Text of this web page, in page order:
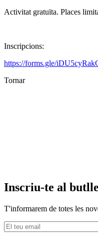
Activitat gratuïta. Places
Inscripcions:
https://forms.gle/
Tornar
Inscriu-te al
T'informarem de totes les